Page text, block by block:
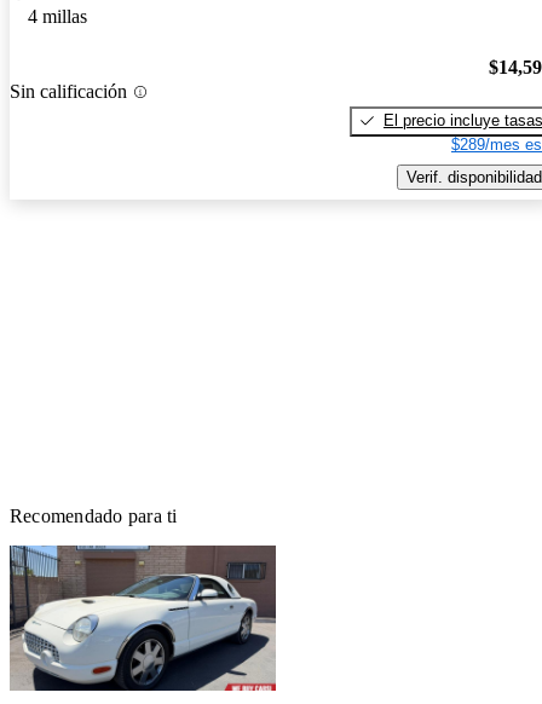
4 millas
Sin calificación
El precio incluye tasas
$289/mes
Verif. disponibilidad
Recomendado para ti